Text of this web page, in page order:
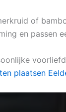
of
en passen
plaatsen